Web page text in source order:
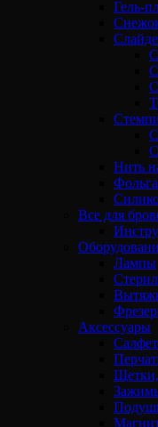
Гель-
Нить
Все для
Лампы
Аксессуары
Щетки,